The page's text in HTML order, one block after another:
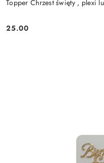
Topper Chrzest święty , plexi
Cena:
25.00